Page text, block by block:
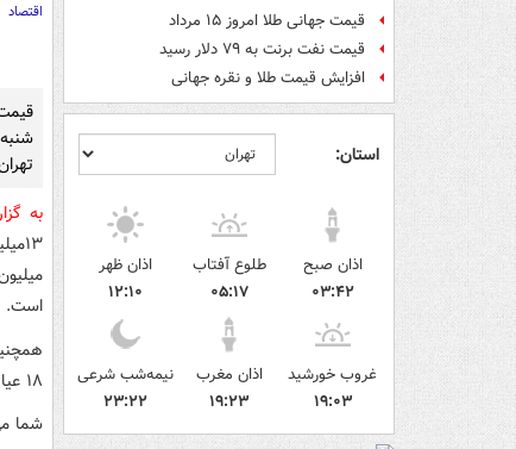
قیمت جهانی طلا امروز ۱۵ مرداد
قیمت نفت برنت به ۷۹ دلار رسید
افزایش قیمت طلا و نقره جهانی
استان:
اذان صبح
۰۳:۴۲
طلوع آفتاب
۰۵:۱۷
اذان ظهر
۱۲:۱۰
غروب خورشید
۱۹:۰۳
اذان مغرب
۱۹:۲۳
نیمه‌شب شرعی
۲۳:۲۲
اقتصاد
تهران ۱۳ میلیون و ۹۶۳هزار
به
است.
۱۸ عیار به مبلغ یک میلیون و۲۷۳ هزار تومان معامله می‌شود.
شما